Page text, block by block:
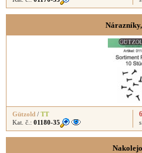
Gützold / TT
Kat. č.: 01180-35